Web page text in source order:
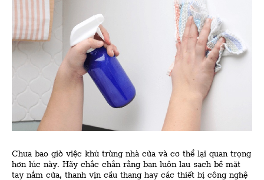
Chưa bao giờ việc khử trùng nhà cửa và cơ thể lại quan trọng
hơn lúc này. Hãy chắc chắn rằng bạn luôn lau sạch bề mặt
tay nắm cửa, thanh vịn cầu thang hay các thiết bị công nghệ